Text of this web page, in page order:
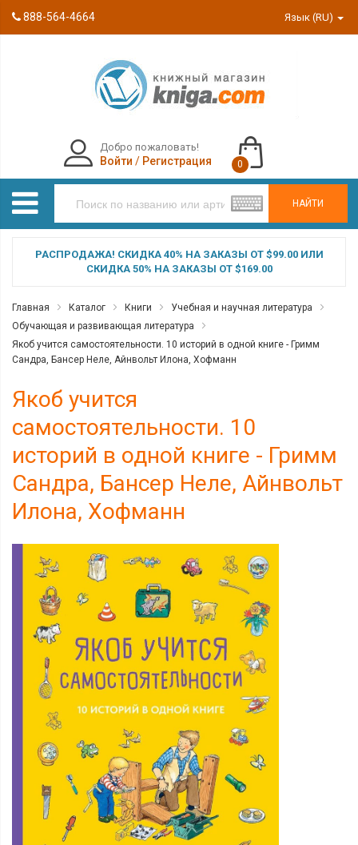
888-564-4664 Язык (RU)
НАЙТИ
Добро пожаловать!
Войти / Регистрация 0
РАСПРОДАЖА! СКИДКА 40% НА ЗАКАЗЫ ОТ $99.00 ИЛИ
СКИДКА 50% НА ЗАКАЗЫ ОТ $169.00
Главная Каталог Книги
Учебная и научная литература
Обучающая и развивающая литература
Якоб учится самостоятельности. 10 историй в одной книге - Гримм
Сандра, Бансер Неле, Айнвольт Илона, Хофманн
Якоб учится
самостоятельности. 10
историй в одной книге - Гримм
Сандра, Бансер Неле, Айнвольт
Илона, Хофманн